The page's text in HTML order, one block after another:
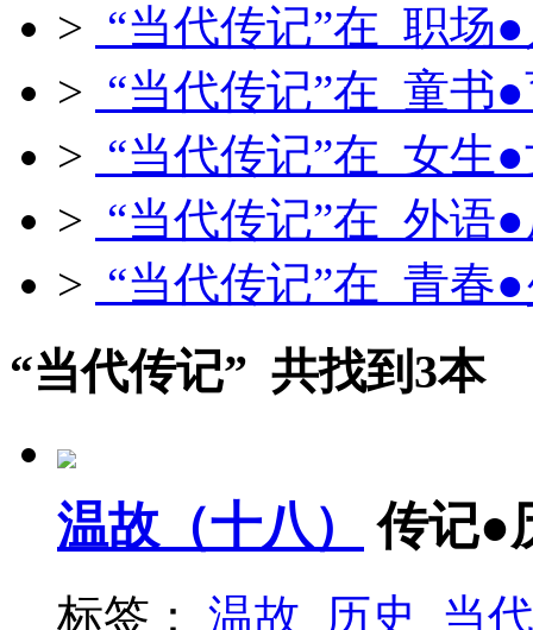
> “当代传记”在 职场
> “当代传记”在 童书
> “当代传记”在 女生
> “当代传记”在 外语
> “当代传记”在 青春
“当代传记” 共找到3本
温故（十八） 传记●
标签： 温故 历史
当